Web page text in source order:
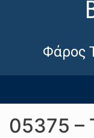
Φάρος
05375 –